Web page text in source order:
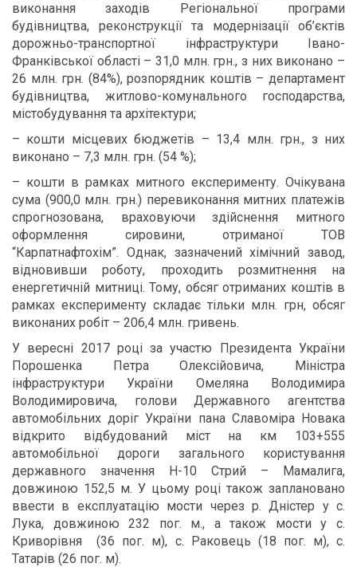
виконання заходів Регіональної програми
будівництва, реконструкції та модернізації об’єктів
дорожньо-транспортної інфраструктури Івано-
Франківської області – 31,0 млн. грн., з них виконано –
26 млн. грн. (84%), розпорядник коштів – департамент
будівництва, житлово-комунального господарства,
містобудування та архітектури;
– кошти місцевих бюджетів – 13,4 млн. грн., з них
виконано – 7,3 млн. грн. (54 %);
– кошти в рамках митного експерименту. Очікувана
сума (900,0 млн. грн.) перевиконання митних платежів
спрогнозована, враховуючи здійснення митного
оформлення сировини, отриманої ТОВ
“Карпатнафтохім”. Однак, зазначений хімічний завод,
відновивши роботу, проходить розмитнення на
енергетичній митниці. Тому, обсяг отриманих коштів в
рамках експерименту складає тільки млн. грн, обсяг
виконаних робіт – 206,4 млн. гривень.
У вересні 2017 році за участю Президента України
Порошенка Петра Олексійовича, Міністра
інфраструктури України Омеляна Володимира
Володимировича, голови Державного агентства
автомобільних доріг України пана Славоміра Новака
відкрито відбудований міст на км 103+555
автомобільної дороги загального користування
державного значення Н-10 Стрий – Мамалига,
довжиною 152,5 м. У цьому році також заплановано
ввести в експлуатацію мости через р. Дністер у с.
Лука, довжиною 232 пог. м., а також мости у с.
Криворівня (36 пог. м), с. Раковець (18 пог. м), с.
Татарів (26 пог. м).